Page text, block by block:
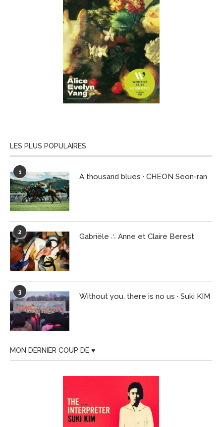
LES PLUS POPULAIRES
1 A thousand blues · CHEON Seon-ran
2 Gabriële ∴ Anne et Claire Berest
3 Without you, there is no us · Suki KIM
MON DERNIER COUP DE ♥